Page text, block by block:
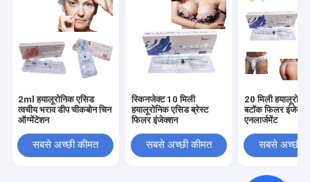
2ml हयालूरोनिक एसिड
त्वचीय भराव डीप चीकबोन चिन
ऑग्मेंटेशन
सबसे अच्छी कीमत
स्किनजेक्ट 10 मिली
हयालूरोनिक एसिड ब्रेस्ट
फिलर इंजेक्शन
सबसे अच्छी कीमत
20 मिली
बटॉक फिलर
एनलार्जमेंट
सबसे अच्छी